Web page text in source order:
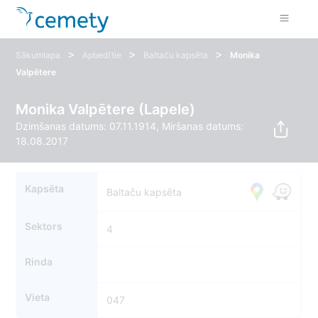
Sākumlapa > Apbedītie > Baltaču kapsēta >
Monika
Valpētere
Monika Valpētere (Lapele)
Dzimšanas datums: 07.11.1914, Miršanas datums:
18.08.2017
Kapsēta Baltaču kapsēta
Sektors 4
Rinda
Vieta 047